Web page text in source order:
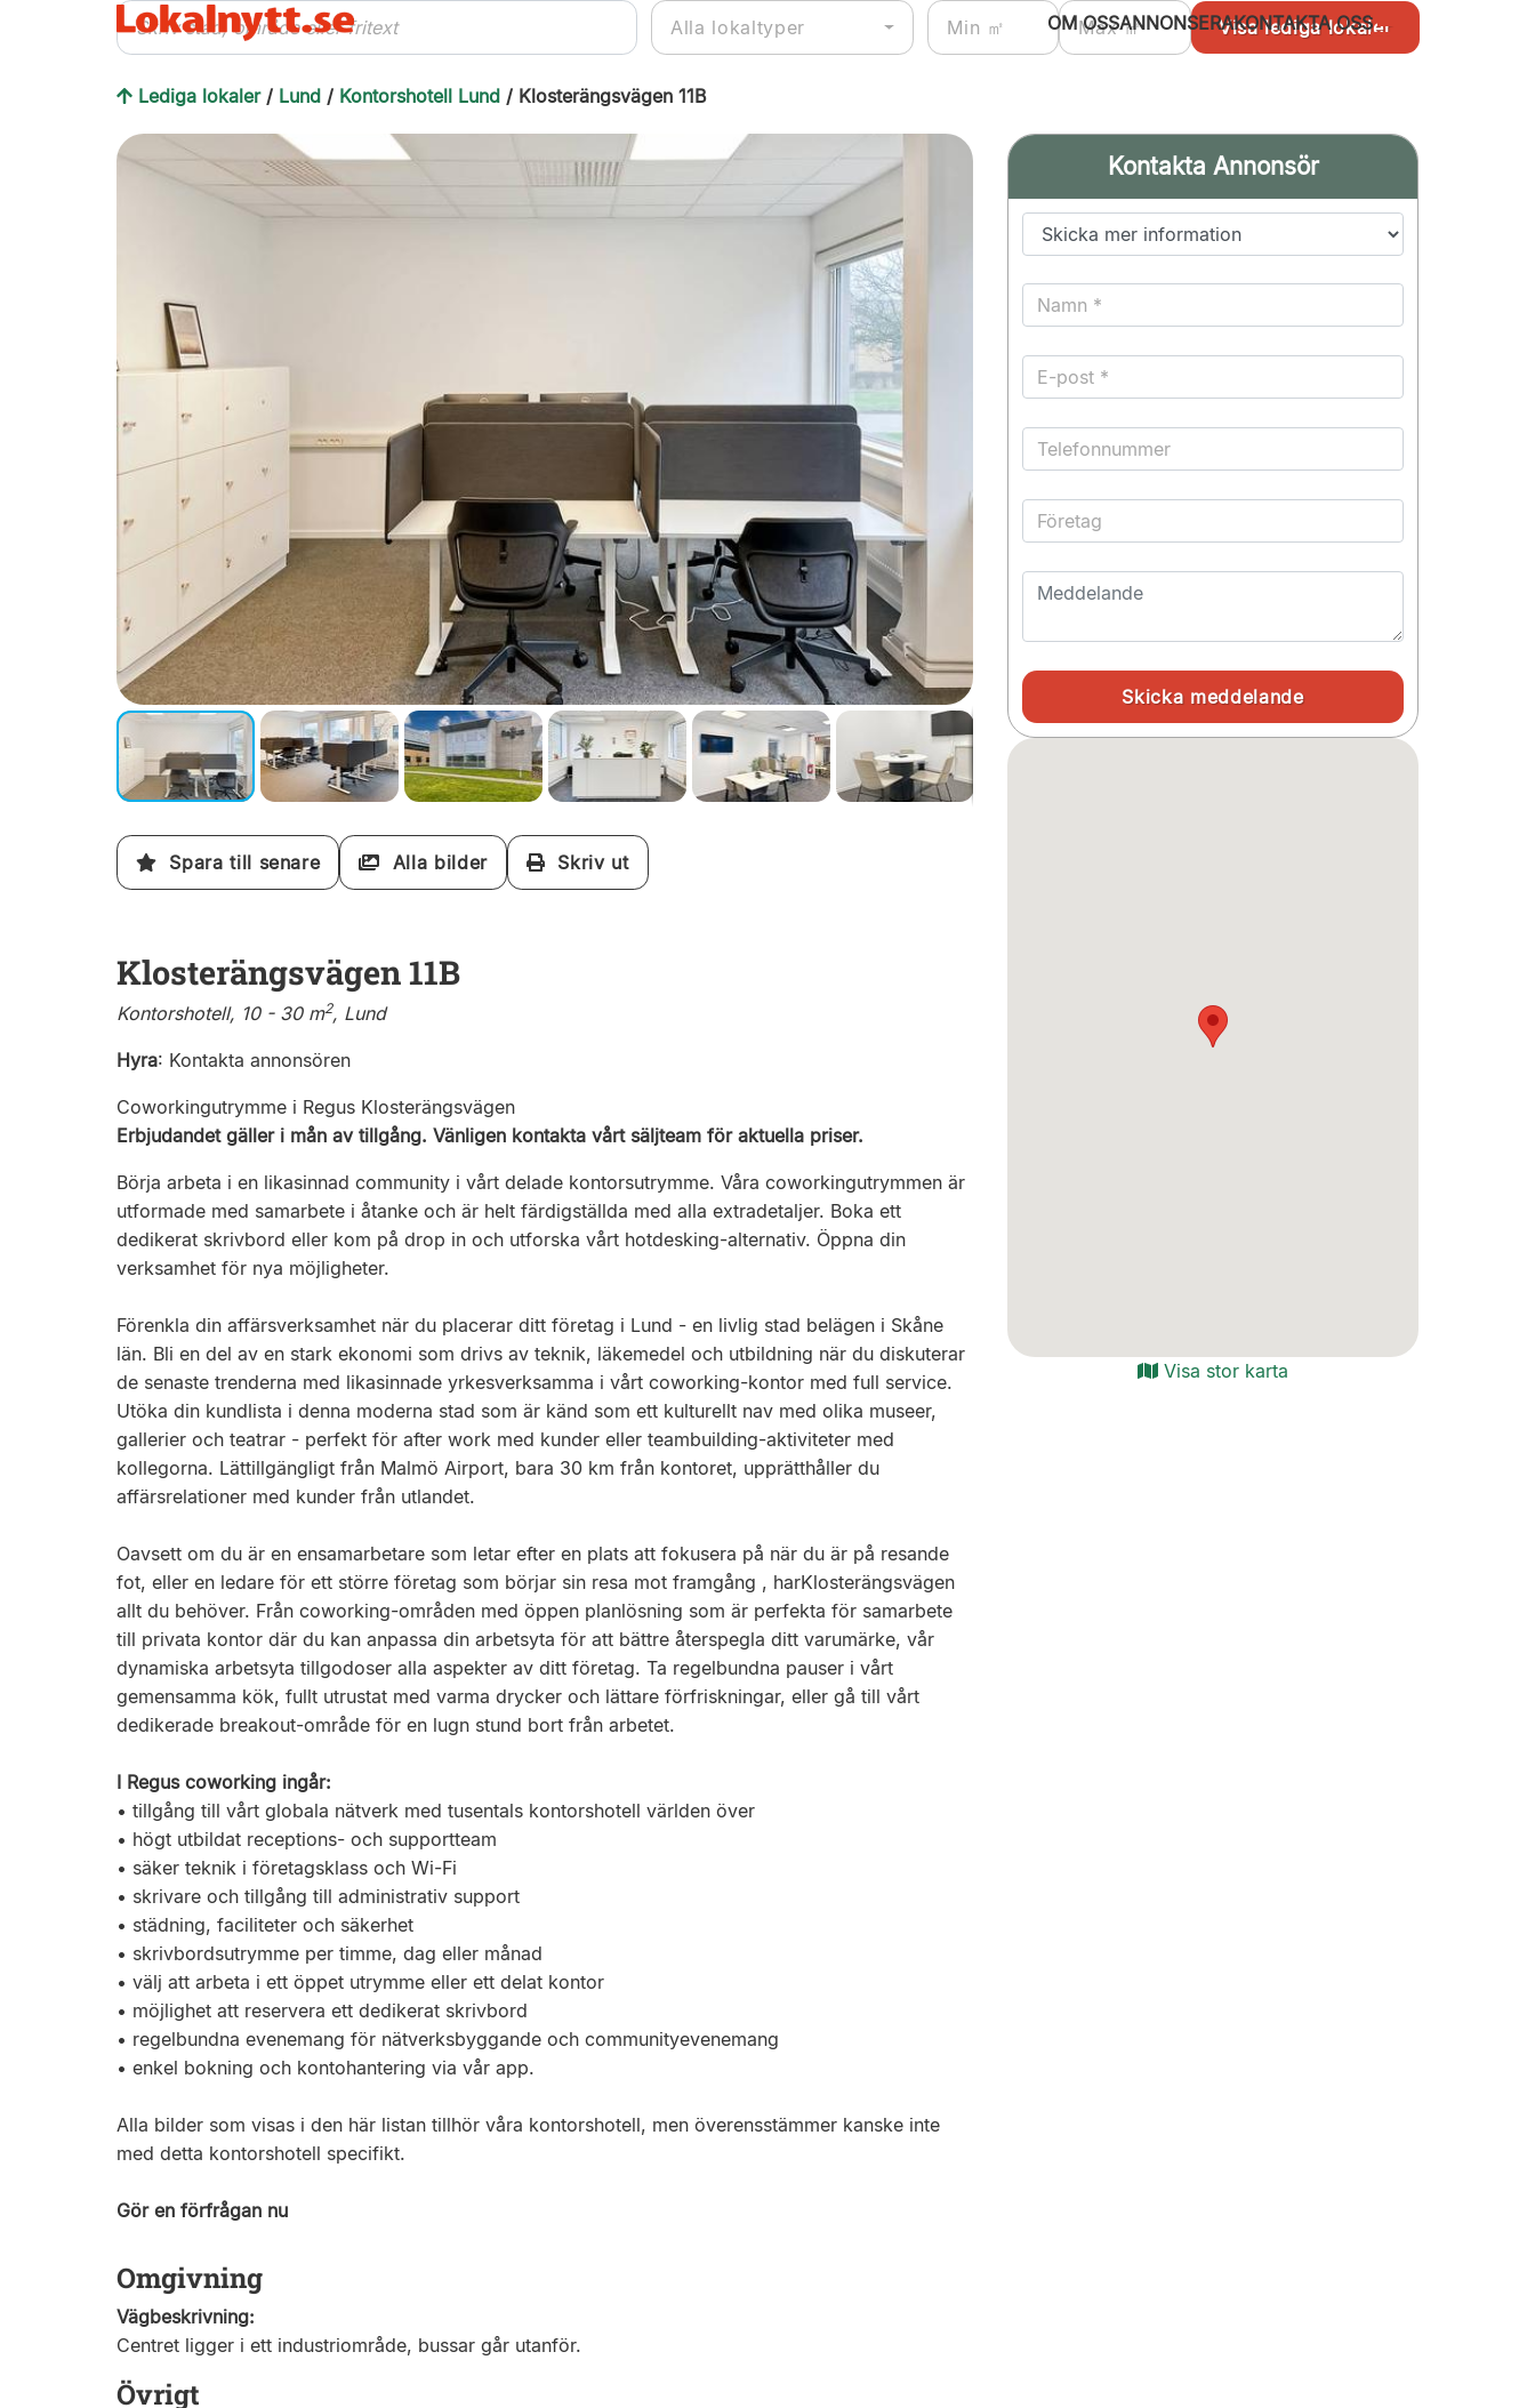
OM OSSANNONSERAKONTAKTA OSS
Alla lokaltyper
Lediga lokaler / Lund / Kontorshotell Lund / Klosterängsvägen 11B
Spara till senare Alla bilder Skriv ut
Klosterängsvägen 11B
Kontorshotell, 10 - 30 m2, Lund
Hyra: Kontakta annonsören
Coworkingutrymme i Regus Klosterängsvägen
Erbjudandet gäller i mån av tillgång. Vänligen kontakta vårt säljteam för aktuella priser.
Börja arbeta i en likasinnad community i vårt delade kontorsutrymme. Våra coworkingutrymmen är
utformade med samarbete i åtanke och är helt färdigställda med alla extradetaljer. Boka ett
dedikerat skrivbord eller kom på drop in och utforska vårt hotdesking-alternativ. Öppna din
verksamhet för nya möjligheter.
Förenkla din affärsverksamhet när du placerar ditt företag i Lund - en livlig stad belägen i Skåne
län. Bli en del av en stark ekonomi som drivs av teknik, läkemedel och utbildning när du diskuterar
de senaste trenderna med likasinnade yrkesverksamma i vårt coworking-kontor med full service.
Utöka din kundlista i denna moderna stad som är känd som ett kulturellt nav med olika museer,
gallerier och teatrar - perfekt för after work med kunder eller teambuilding-aktiviteter med
kollegorna. Lättillgängligt från Malmö Airport, bara 30 km från kontoret, upprätthåller du
affärsrelationer med kunder från utlandet.
Oavsett om du är en ensamarbetare som letar efter en plats att fokusera på när du är på resande
fot, eller en ledare för ett större företag som börjar sin resa mot framgång , harKlosterängsvägen
allt du behöver. Från coworking-områden med öppen planlösning som är perfekta för samarbete
till privata kontor där du kan anpassa din arbetsyta för att bättre återspegla ditt varumärke, vår
dynamiska arbetsyta tillgodoser alla aspekter av ditt företag. Ta regelbundna pauser i vårt
gemensamma kök, fullt utrustat med varma drycker och lättare förfriskningar, eller gå till vårt
dedikerade breakout-område för en lugn stund bort från arbetet.
I Regus coworking ingår:
• tillgång till vårt globala nätverk med tusentals kontorshotell världen över
• högt utbildat receptions- och supportteam
• säker teknik i företagsklass och Wi-Fi
• skrivare och tillgång till administrativ support
• städning, faciliteter och säkerhet
• skrivbordsutrymme per timme, dag eller månad
• välj att arbeta i ett öppet utrymme eller ett delat kontor
• möjlighet att reservera ett dedikerat skrivbord
• regelbundna evenemang för nätverksbyggande och communityevenemang
• enkel bokning och kontohantering via vår app.
Alla bilder som visas i den här listan tillhör våra kontorshotell, men överensstämmer kanske inte
med detta kontorshotell specifikt.
Gör en förfrågan nu
Omgivning
Vägbeskrivning:
Centret ligger i ett industriområde, bussar går utanför.
Övrigt
Kontakta Annonsör
Visa stor karta